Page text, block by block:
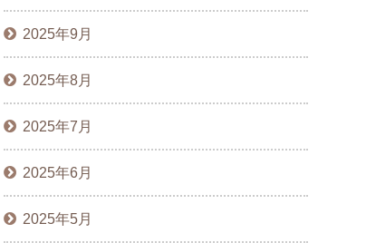
2025年9月
2025年8月
2025年7月
2025年6月
2025年5月